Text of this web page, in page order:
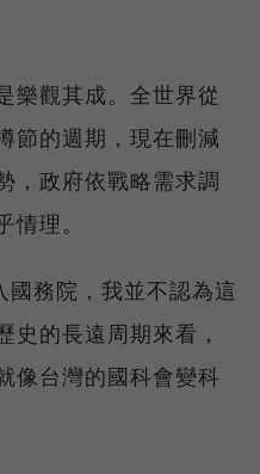
樂觀其成。全世界從
節的週期，現在刪減
，政府依戰略需求調
理。
務院，我並不認為這
史的長遠周期來看，
像台灣的國科會變科